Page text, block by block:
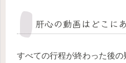
肝心の動画はどこに
すべての行程が終わった後